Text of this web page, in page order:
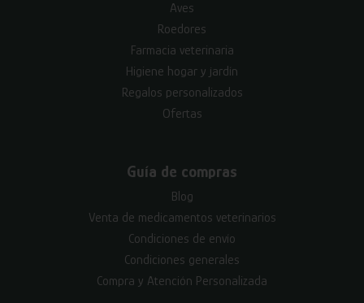
Aves
Roedores
Farmacia veterinaria
Higiene hogar y jardín
Regalos personalizados
Ofertas
Guía de compras
Blog
Venta de medicamentos veterinarios
Condiciones de envío
Condiciones generales
Compra y Atención Personalizada